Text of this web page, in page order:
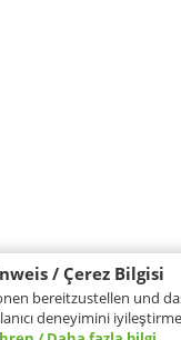
/ Çerez Bilgisi
bereitzustellen und
deneyimini